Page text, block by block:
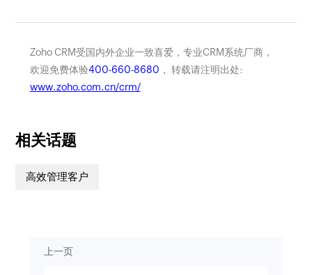
Zoho CRM受国内外企业一致喜爱，专业CRM系统厂商，
欢迎免费体验400-660-8680 ， 转载请注明出处:
www.zoho.com.cn/crm/
相关话题
高效管理客户
上一页